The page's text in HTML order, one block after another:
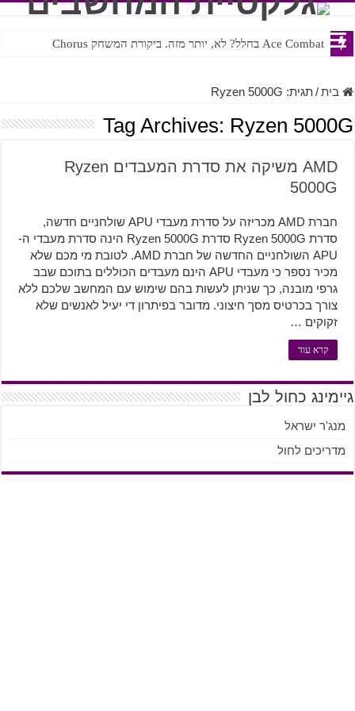
Ace Combat בחלל? לא, יותר מזה. ביקורת המשחק Chorus
Steven Universe והשירים שתורגמו בצורה נוראית לעברית
בית/תגית: Ryzen 5000G
Tag Archives: Ryzen 5000G
AMD משיקה את סדרת המעבדים Ryzen
5000G
חברת AMD מכריזה על סדרת מעבדי APU שולחניים חדשה,
סדרת Ryzen 5000G סדרת Ryzen 5000G הינה סדרת מעבדי ה-
APU השולחניים החדשה של חברת AMD. לטובת מי מכם שלא
מכיר נספר כי מעבדי APU הינם מעבדים הכוללים בתוכם שבב
גרפי מובנה, כך שניתן לעשות בהם שימוש עם המחשב שלכם ללא
צורך בכרטיס מסך חיצוני. מדובר בפיתרון די יעיל לאנשים שלא
זקוקים …
קרא עוד
גיימינג כחול לבן
מנג'ר ישראל
מדריכים לחול